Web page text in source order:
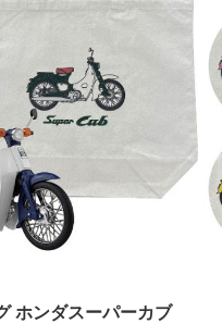
ホンダスーパーカブ